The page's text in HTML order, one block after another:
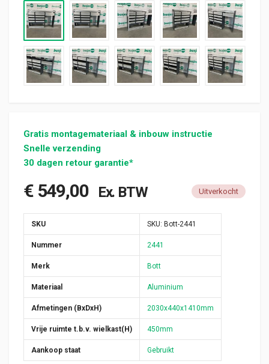
Gratis montagemateriaal & inbouw instructie
Snelle verzending
30 dagen retour garantie*
€549,00 Ex. BTW Uitverkocht
SKU SKU: Bott-2441
Nummer 2441
Merk Bott
Materiaal Aluminium
Afmetingen (BxDxH) 2030x440x1410mm
Vrije ruimte t.b.v. wielkast(H) 450mm
Aankoop staat Gebruikt